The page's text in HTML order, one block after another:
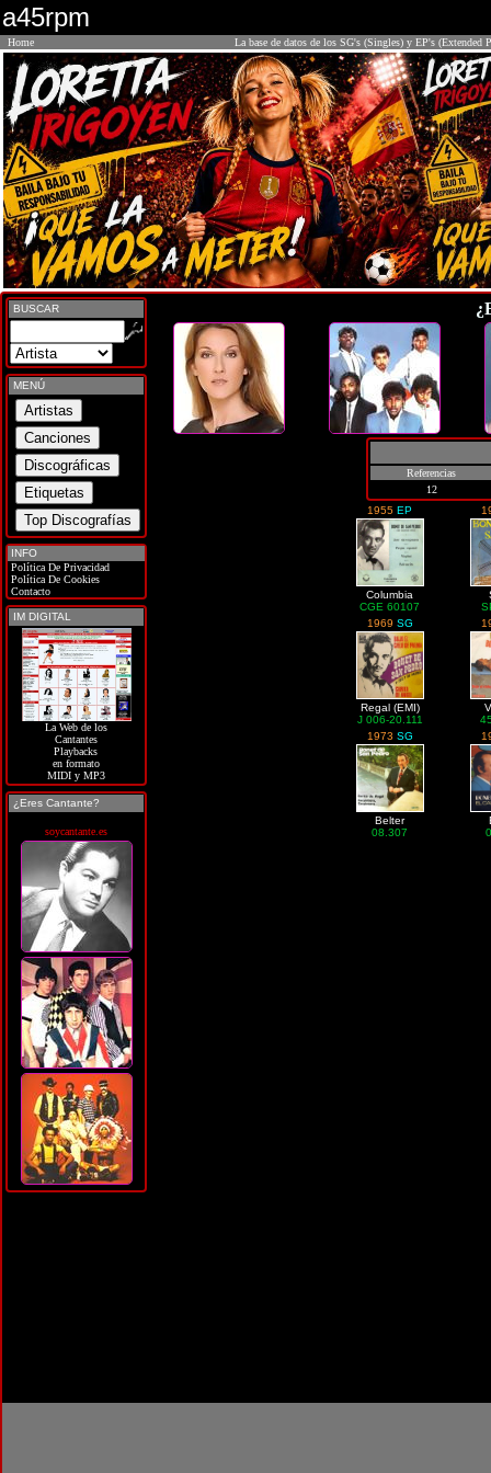
a45rpm
Home La base de datos de los SG's (Singles) y EP's (Extended
BUSCAR
MENÚ
INFO
Política De Privacidad
Política De Cookies
Contacto
IM DIGITAL
La Web de los
Cantantes
Playbacks
en formato
MIDI y MP3
¿Eres Cantante?
soycantante.es
Referencias
12
1955EP
Columbia
CGE 60107
1969 SG
Regal (EMI)
J 006-20.111
1973 SG
Belter
08.307